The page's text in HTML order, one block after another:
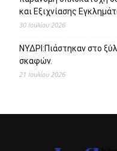
και Εξιχνίασης
30 Ιουλίου 2026
ΝΥΔΡΙ:Πιάστηκαν στο
σκαφών.
21 Ιουλίου 2026